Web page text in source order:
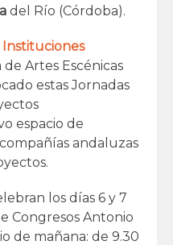
del Río (Córdoba).
Artes Escénicas
estas Jornadas
espacio de
andaluzas
los días 6 y 7
Congresos Antonio
de mañana: de 9.30